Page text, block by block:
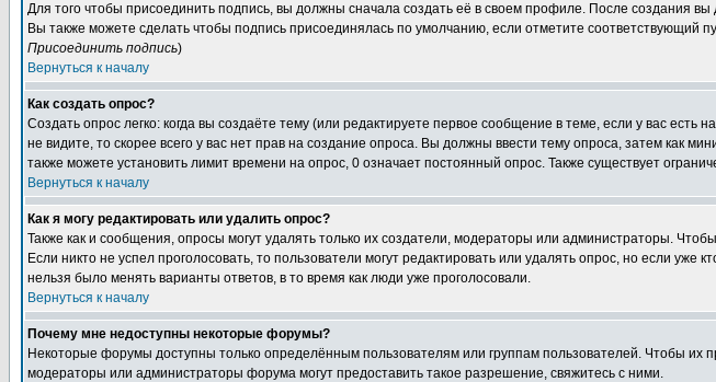
Для того чтобы присоединить подпись, вы должны сначала создать её в своем профиле. После создания вы
Вы также можете сделать чтобы подпись присоединялась по умолчанию, если отметите соответствующий
Присоединить подпись)
Вернуться к началу
Как создать опрос?
Создать опрос легко: когда вы создаёте тему (или редактируете первое сообщение в теме, если у вас
не видите, то скорее всего у вас нет прав на создание опроса. Вы должны ввести тему опроса, затем как
также можете установить лимит времени на опрос, 0 означает постоянный опрос. Также существует
Вернуться к началу
Как я могу редактировать или удалить опрос?
Также как и сообщения, опросы могут удалять только их создатели, модераторы или администраторы.
Если никто не успел проголосовать, то пользователи могут редактировать или удалять опрос, но если
нельзя было менять варианты ответов, в то время как люди уже проголосовали.
Вернуться к началу
Почему мне недоступны некоторые форумы?
Некоторые форумы доступны только определённым пользователям или группам пользователей. Чтобы их
модераторы или администраторы форума могут предоставить такое разрешение, свяжитесь с ними.